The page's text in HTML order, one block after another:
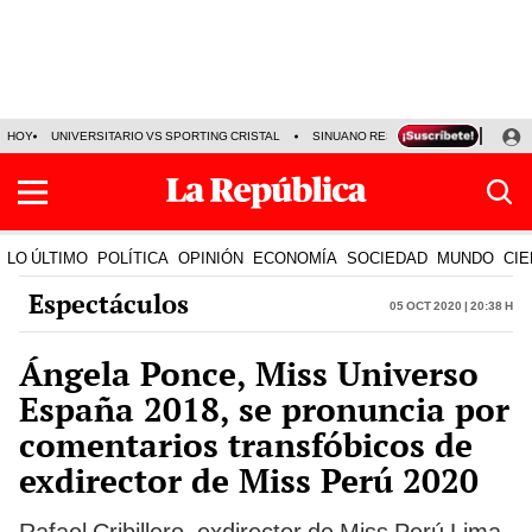
HOY UNIVERSITARIO VS SPORTING CRISTAL SINUANO RESULTADOS HOY
LO ÚLTIMO POLÍTICA OPINIÓN ECONOMÍA SOCIEDAD MUNDO
Espectáculos 05 Oct 2020 | 20:38 h
Ángela Ponce, Miss Universo
España 2018, se pronuncia por
comentarios transfóbicos de
exdirector de Miss Perú 2020